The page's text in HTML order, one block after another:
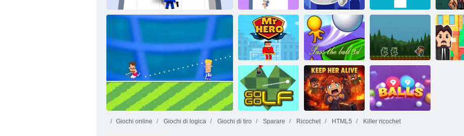
Bullet Man 3D
Sparatutto
Brappuccina
Brainrot
MR Disc:
Slingshot Strike
Scopo
Mr Hero
Passa la palla
3D
Freccia
rimbalzante
Giochi online Giochi di logica Giochi di tiro Sparare Ricochet HTML5 Killer ricochet